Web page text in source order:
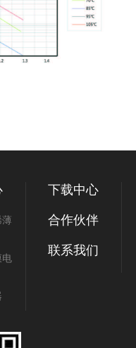
电
下载中心
合作伙伴
联系我们